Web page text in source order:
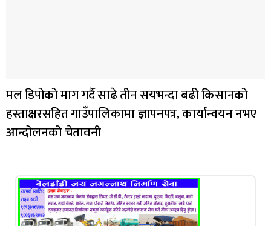
मल डिपोको माग गर्दै साढे तीन सयभन्दा बढी किसानको
हस्ताक्षरसहित गाउँपालिकामा ज्ञापनपत्र, कार्यान्वयन नभए
आन्दोलनको चेतावनी